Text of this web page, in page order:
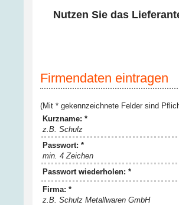
Nutzen Sie das
Firmendaten eintragen
(Mit * gekennzeichnete Felder sind
Kurzname: *
z.B. Schulz
Passwort: *
min. 4 Zeichen
Passwort wiederholen: *
Firma: *
z.B. Schulz Metallwaren GmbH